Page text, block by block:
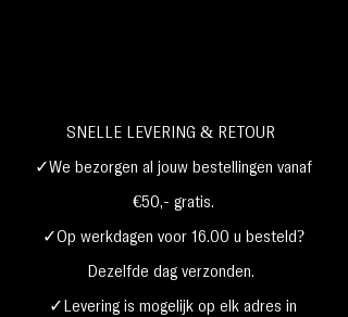
SNELLE LEVERING & RETOUR
✓We bezorgen al jouw bestellingen vanaf
€50,- gratis.
✓Op werkdagen voor 16.00 u besteld?
Dezelfde dag verzonden.
✓Levering is mogelijk op elk adres in